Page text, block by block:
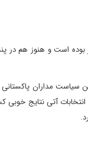
است و هنوز هم در
ترین سیاست مداران
آتی نتایج